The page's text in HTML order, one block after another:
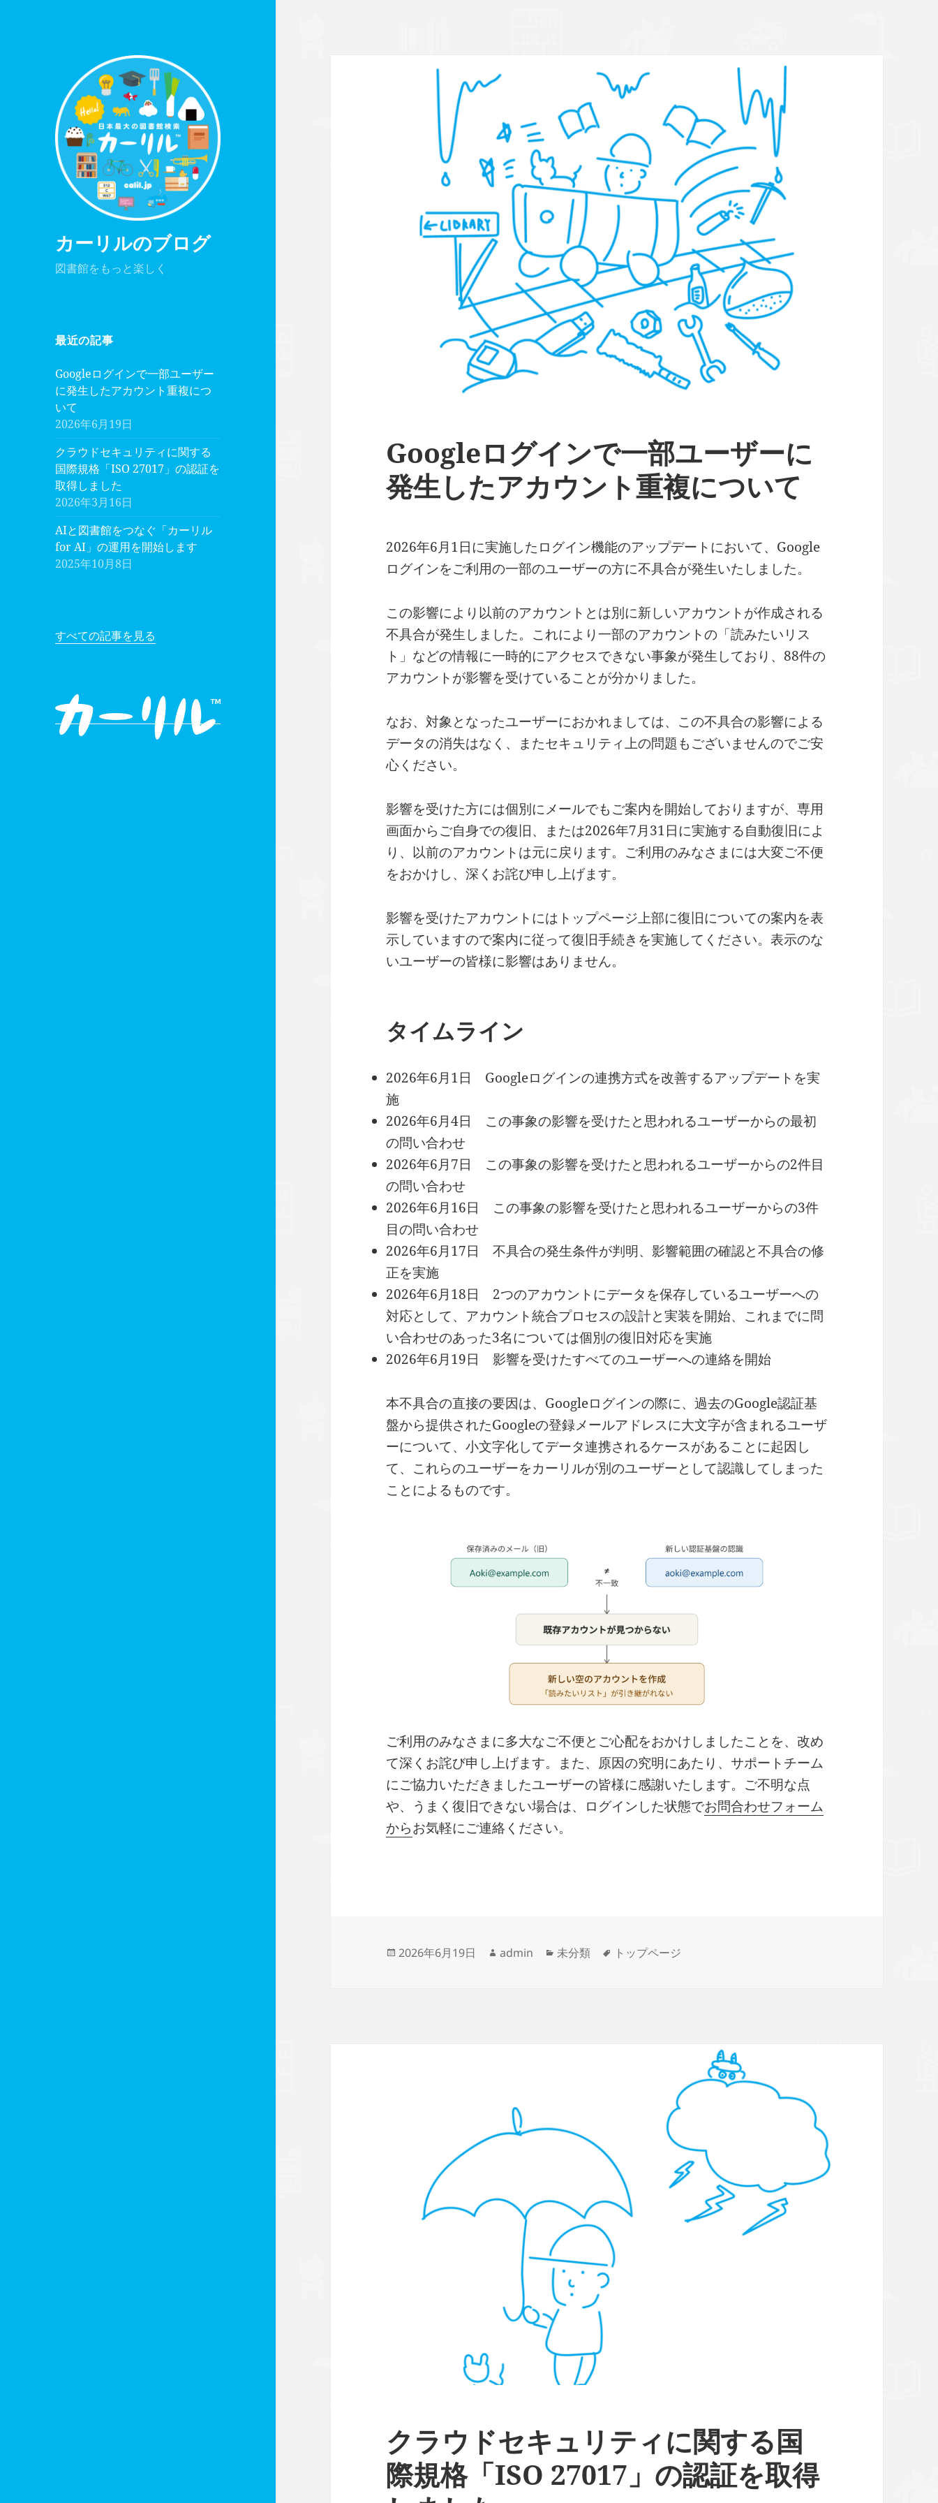
カーリルのブログ
図書館をもっと楽しく
最近の記事
Googleログインで一部ユーザー
に発生したアカウント重複につ
いて
2026年6月19日
クラウドセキュリティに関する
国際規格「ISO 27017」の認証を
取得しました
2026年3月16日
AIと図書館をつなぐ「カーリル
for AI」の運用を開始します
2025年10月8日
すべての記事を見る
Googleログインで一部ユーザーに
発生したアカウント重複について
2026年6月1日に実施したログイン機能のアップデートにおいて、Google
ログインをご利用の一部のユーザーの方に不具合が発生いたしました。
この影響により以前のアカウントとは別に新しいアカウントが作成される
不具合が発生しました。これにより一部のアカウントの「読みたいリス
ト」などの情報に一時的にアクセスできない事象が発生しており、88件の
アカウントが影響を受けていることが分かりました。
なお、対象となったユーザーにおかれましては、この不具合の影響による
データの消失はなく、またセキュリティ上の問題もございませんのでご安
心ください。
影響を受けた方には個別にメールでもご案内を開始しておりますが、専用
画面からご自身での復旧、または2026年7月31日に実施する自動復旧によ
り、以前のアカウントは元に戻ります。ご利用のみなさまには大変ご不便
をおかけし、深くお詫び申し上げます。
影響を受けたアカウントにはトップページ上部に復旧についての案内を表
示していますので案内に従って復旧手続きを実施してください。表示のな
いユーザーの皆様に影響はありません。
タイムライン
2026年6月1日 Googleログインの連携方式を改善するアップデートを実
施
2026年6月4日 この事象の影響を受けたと思われるユーザーからの最初
の問い合わせ
2026年6月7日 この事象の影響を受けたと思われるユーザーからの2件目
の問い合わせ
2026年6月16日 この事象の影響を受けたと思われるユーザーからの3件
目の問い合わせ
2026年6月17日 不具合の発生条件が判明、影響範囲の確認と不具合の修
正を実施
2026年6月18日 2つのアカウントにデータを保存しているユーザーへの
対応として、アカウント統合プロセスの設計と実装を開始、これまでに問
い合わせのあった3名については個別の復旧対応を実施
2026年6月19日 影響を受けたすべてのユーザーへの連絡を開始
本不具合の直接の要因は、Googleログインの際に、過去のGoogle認証基
盤から提供されたGoogleの登録メールアドレスに大文字が含まれるユーザ
ーについて、小文字化してデータ連携されるケースがあることに起因し
て、これらのユーザーをカーリルが別のユーザーとして認識してしまった
ことによるものです。
ご利用のみなさまに多大なご不便とご心配をおかけしましたことを、改め
て深くお詫び申し上げます。また、原因の究明にあたり、サポートチーム
にご協力いただきましたユーザーの皆様に感謝いたします。ご不明な点
や、うまく復旧できない場合は、ログインした状態でお問合わせフォーム
からお気軽にご連絡ください。
投
2026年6月19日
作
admin
カ
未分類
タ
トップページ
クラウドセキュリティに関する国
際規格「ISO 27017」の認証を取得